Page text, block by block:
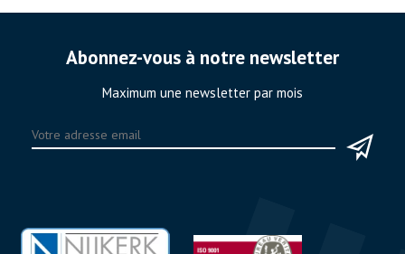
Abonnez-vous à notre newsletter
Maximum une newsletter par mois